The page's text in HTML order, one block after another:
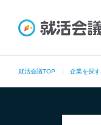
就活会議TOP 企業を探す